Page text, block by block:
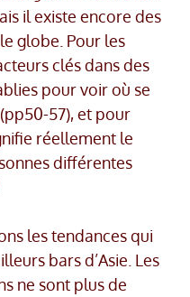
il existe encore des
globe. Pour les
clés dans des
pour voir où se
57), et pour
réellement le
différentes
les tendances qui
bars d’Asie. Les
ne sont plus de